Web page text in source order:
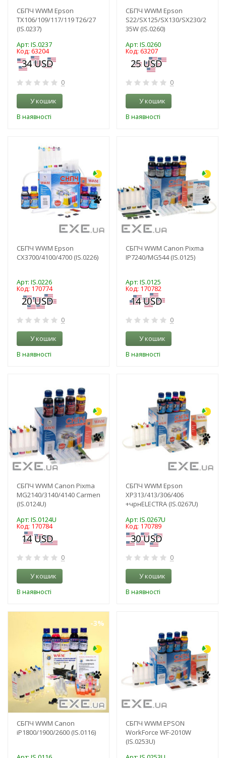
СБПЧ WWM Epson
TX106/109/117/119 T26/27
(IS.0237)
Арт: IS.0237
Код: 63204
0
У кошик
В наявності
СБПЧ WWM Epson
S22/SX125/SX130/SX230/2
35W (IS.0260)
Арт: IS.0260
Код: 63207
0
У кошик
В наявності
СБПЧ WWM Epson
CX3700/4100/4700 (IS.0226)
Арт: IS.0226
Код: 170774
0
У кошик
В наявності
СБПЧ WWM Canon Pixma
IP7240/MG544 (IS.0125)
Арт: IS.0125
Код: 170782
0
У кошик
В наявності
СБПЧ WWM Canon Pixma
MG2140/3140/4140 Carmen
(IS.0124U)
Арт: IS.0124U
Код: 170784
0
У кошик
В наявності
СБПЧ WWM Epson
XP313/413/306/406
+чрнELECTRA (IS.0267U)
Арт: IS.0267U
Код: 170789
0
У кошик
В наявності
-3%
СБПЧ WWM Canon
iP1800/1900/2600 (IS.0116)
СБПЧ WWM EPSON
WorkForce WF-2010W
(IS.0253U)